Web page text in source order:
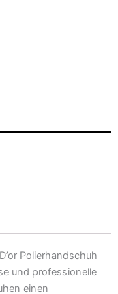
Polierhandschuh
und professionelle
einen